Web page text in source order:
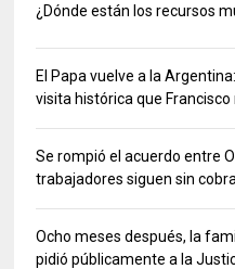
¿Dónde están los recursos
El Papa vuelve a la
visita histórica que
Se rompió el acuerdo entre
trabajadores siguen sin
Ocho meses después, la
pidió públicamente a la